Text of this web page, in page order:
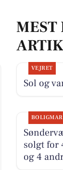
VEJRET
Sol og
solgt for
og 4